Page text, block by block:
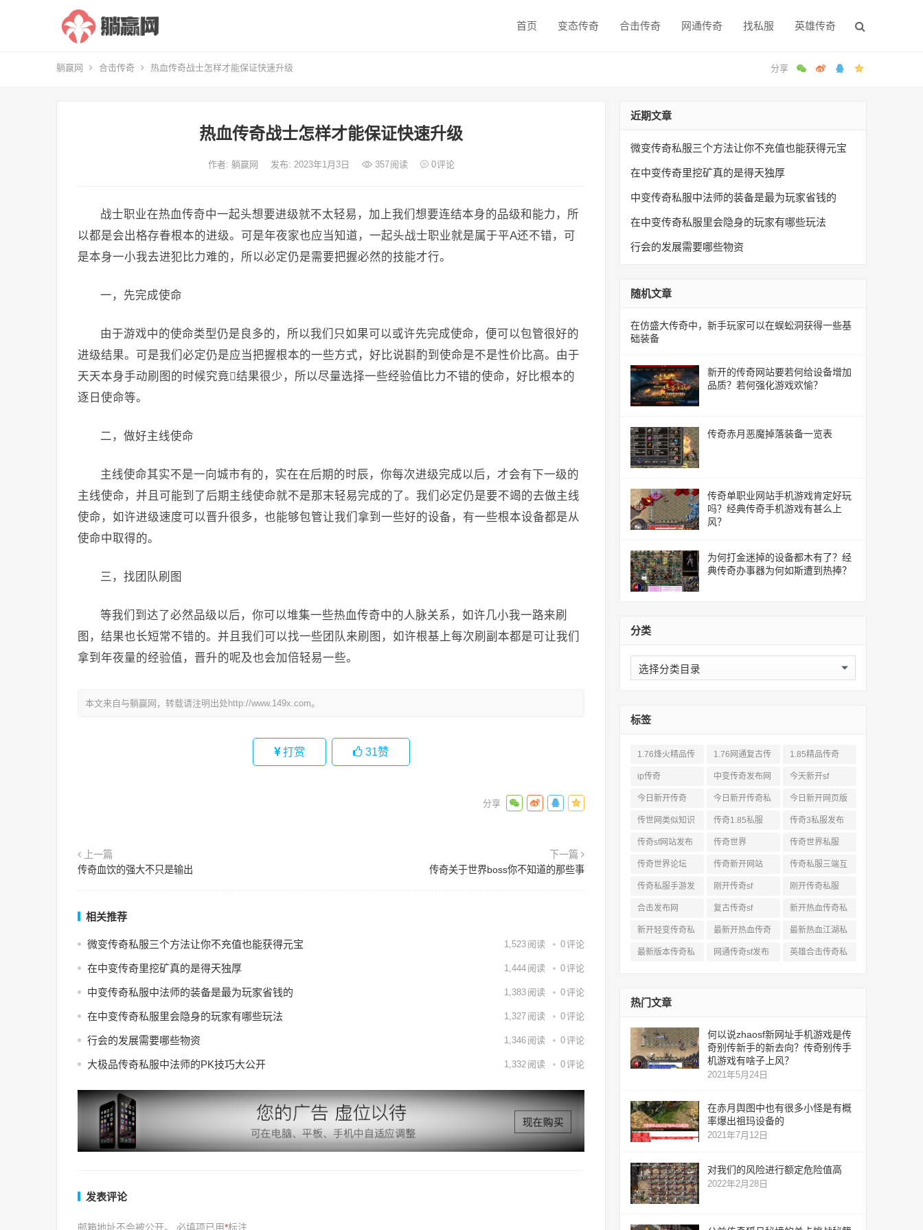
首页 变态传奇 合击传奇 网通传奇 找私服 英雄传奇
躺赢网 合击传奇 热血传奇战士怎样才能保证快速升级
热血传奇战士怎样才能保证快速升级
作者: 躺赢网 发布: 2023年1月3日 357阅读 0评论
战士职业在热血传奇中一起头想要进级就不太轻易，加上我们想要连结本身的品级和能力，所
以都是会出格存眷根本的进级。可是年夜家也应当知道，一起头战士职业就是属于平A还不错，可
是本身一小我去进犯比力难的，所以必定仍是需要把握必然的技能才行。
一，先完成使命
由于游戏中的使命类型仍是良多的，所以我们只如果可以或许先完成使命，便可以包管很好的
进级结果。可是我们必定仍是应当把握根本的一些方式，好比说斟酌到使命是不是性价比高。由于
天天本身手动刷图的时候究竟结果很少，所以尽量选择一些经验值比力不错的使命，好比根本的
逐日使命等。
二，做好主线使命
主线使命其实不是一向城市有的，实在在后期的时辰，你每次进级完成以后，才会有下一级的
主线使命，并且可能到了后期主线使命就不是那末轻易完成的了。我们必定仍是要不竭的去做主线
使命，如许进级速度可以晋升很多，也能够包管让我们拿到一些好的设备，有一些根本设备都是从
使命中取得的。
三，找团队刷图
等我们到达了必然品级以后，你可以堆集一些热血传奇中的人脉关系，如许几小我一路来刷
图，结果也长短常不错的。并且我们可以找一些团队来刷图，如许根基上每次刷副本都是可让我们
拿到年夜量的经验值，晋升的呢及也会加倍轻易一些。
本文来自与躺赢网，转载请注明出处http://www.149x.com。
打赏 31赞
上一篇
传奇血饮的强大不只是输出
下一篇
传奇关于世界boss你不知道的那些事
相关推荐
微变传奇私服三个方法让你不充值也能获得元宝 1,523 阅读 0评论
在中变传奇里挖矿真的是得天独厚 1,444 阅读 0评论
中变传奇私服中法师的装备是最为玩家省钱的 1,383 阅读 0评论
在中变传奇私服里会隐身的玩家有哪些玩法 1,327 阅读 0评论
行会的发展需要哪些物资 1,346 阅读 0评论
大极品传奇私服中法师的PK技巧大公开 1,332 阅读 0评论
发表评论
邮箱地址不会被公开。 必填项已用*标注
近期文章
微变传奇私服三个方法让你不充值也能获得元宝
在中变传奇里挖矿真的是得天独厚
中变传奇私服中法师的装备是最为玩家省钱的
在中变传奇私服里会隐身的玩家有哪些玩法
行会的发展需要哪些物资
随机文章
在仿盛大传奇中，新手玩家可以在蜈蚣洞获得一些基
础装备
新开的传奇网站要若何给设备增加
品质？若何强化游戏欢愉？
传奇赤月恶魔掉落装备一览表
传奇单职业网站手机游戏肯定好玩
吗？经典传奇手机游戏有甚么上
风？
为何打金迷掉的设备都木有了？经
典传奇办事器为何如斯遭到热捧？
分类
分
类
标签
1.76烽火精品传
奇私服网站
1.76网通复古传
奇sf
1.85精品传奇
ip传奇 中变传奇发布网 今天新开sf
今日新开传奇
今日新开传奇私
服发布网
今日新开网页版
传奇
传世网类似知识 传奇1.85私服
传奇3私服发布
网站
传奇sf网站发布
网
传奇世界 传奇世界私服
传奇世界论坛 传奇新开网站
传奇私服三端互
通
传奇私服手游发
布网三端
刚开传奇sf 刚开传奇私服
合击发布网 复古传奇sf
新开热血传奇私
服网
新开轻变传奇私
服
最新开热血传奇
私服
最新热血江湖私
服
最新版本传奇私
网通传奇sf发布
英雄合击传奇私
热门文章
何以说zhaosf新网址手机游戏是传
奇别传新手的新去向？传奇别传手
机游戏有啥子上风？
2021年5月24日
在赤月舆图中也有很多小怪是有概
率爆出祖玛设备的
2021年7月12日
对我们的风险进行额定危险值高
2022年2月28日